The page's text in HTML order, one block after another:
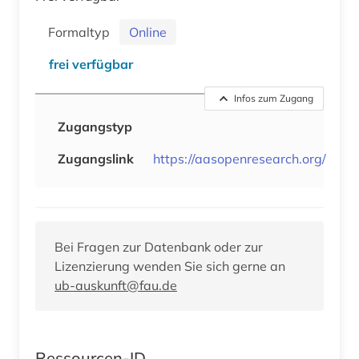
Formaltyp
Online
frei verfügbar
Infos zum Zugang
Zugangstyp
Zugangslink
https://aasopenresearch.org/
Bei Fragen zur Datenbank oder zur
Lizenzierung wenden Sie sich gerne an
ub-auskunft@fau.de